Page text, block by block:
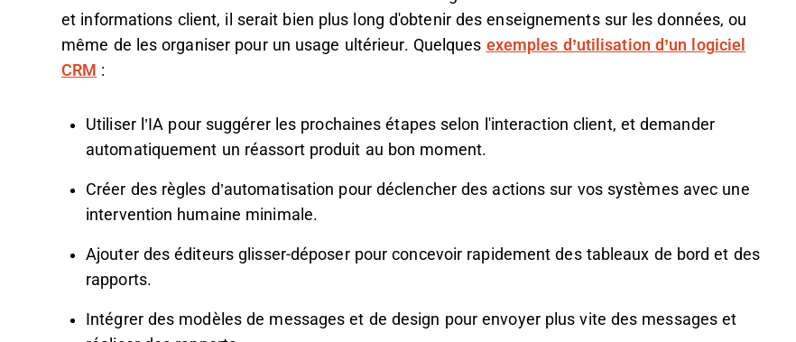
et informations client, il serait bien plus long d'obtenir des enseignements sur les données, ou
même de les organiser pour un usage ultérieur. Quelques exemples d’utilisation d’un logiciel
CRM :
Utiliser l’IA pour suggérer les prochaines étapes selon l'interaction client, et demander
automatiquement un réassort produit au bon moment.
Créer des règles d’automatisation pour déclencher des actions sur vos systèmes avec une
intervention humaine minimale.
Ajouter des éditeurs glisser-déposer pour concevoir rapidement des tableaux de bord et des
rapports.
Intégrer des modèles de messages et de design pour envoyer plus vite des messages et